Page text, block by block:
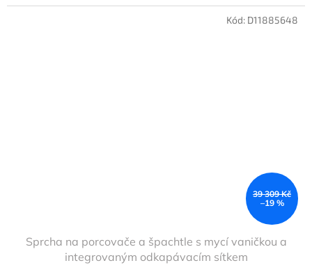
39 309 Kč
–19 %
Sprcha na porcovače a špachtle s mycí vaničkou a
integrovaným odkapávacím sítkem
Kód: D11885648